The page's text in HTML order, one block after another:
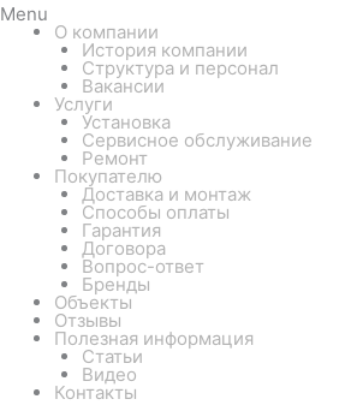
Menu
О компании
История компании
Структура и персонал
Вакансии
Услуги
Установка
Сервисное обслуживание
Ремонт
Покупателю
Доставка и монтаж
Способы оплаты
Гарантия
Договора
Вопрос-ответ
Бренды
Объекты
Отзывы
Полезная информация
Статьи
Видео
Контакты